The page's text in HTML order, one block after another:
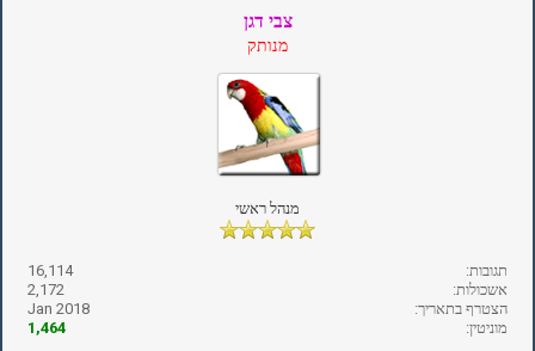
צבי דגן
מנותק
מנהל ראשי
תגובות:
16,114
אשכולות:
2,172
הצטרף בתאריך:
Jan 2018
מוניטין:
1,464